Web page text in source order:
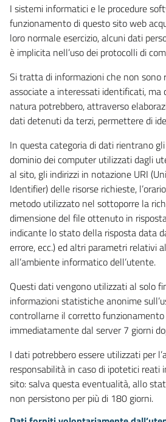
I sistemi informatici e le procedure
funzionamento di questo sito web
loro normale esercizio, alcuni dati
è implicita nell’uso dei protocolli di
Si tratta di informazioni che non sono
associate a interessati identificati, ma
natura potrebbero, attraverso
dati detenuti da terzi, permettere di
In questa categoria di dati rientrano
dominio dei computer utilizzati dagli
al sito, gli indirizzi in notazione URI
Identifier) delle risorse richieste,
metodo utilizzato nel sottoporre la
dimensione del file ottenuto in
indicante lo stato della risposta data
errore, ecc.) ed altri parametri relativi
all’ambiente informatico dell’utente.
Questi dati vengono utilizzati al solo
informazioni statistiche anonime
controllarne il corretto
immediatamente dal server 7 giorni
I dati potrebbero essere utilizzati per
responsabilità in caso di ipotetici reati
sito: salva questa eventualità, allo
non persistono per più di 180 giorni.